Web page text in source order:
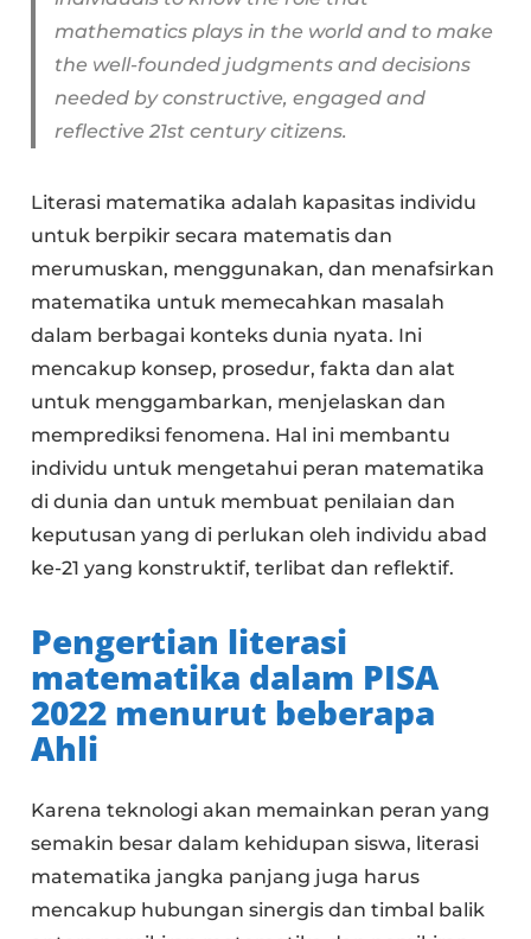
mathematics plays in the world and to make
the well-founded judgments and decisions
needed by constructive, engaged and
reflective 21st century citizens.
Literasi matematika adalah kapasitas individu
untuk berpikir secara matematis dan
merumuskan, menggunakan, dan menafsirkan
matematika untuk memecahkan masalah
dalam berbagai konteks dunia nyata. Ini
mencakup konsep, prosedur, fakta dan alat
untuk menggambarkan, menjelaskan dan
memprediksi fenomena. Hal ini membantu
individu untuk mengetahui peran matematika
di dunia dan untuk membuat penilaian dan
keputusan yang di perlukan oleh individu abad
ke-21 yang konstruktif, terlibat dan reflektif.
Pengertian literasi
matematika dalam PISA
2022 menurut beberapa
Ahli
Karena teknologi akan memainkan peran yang
semakin besar dalam kehidupan siswa, literasi
matematika jangka panjang juga harus
mencakup hubungan sinergis dan timbal balik